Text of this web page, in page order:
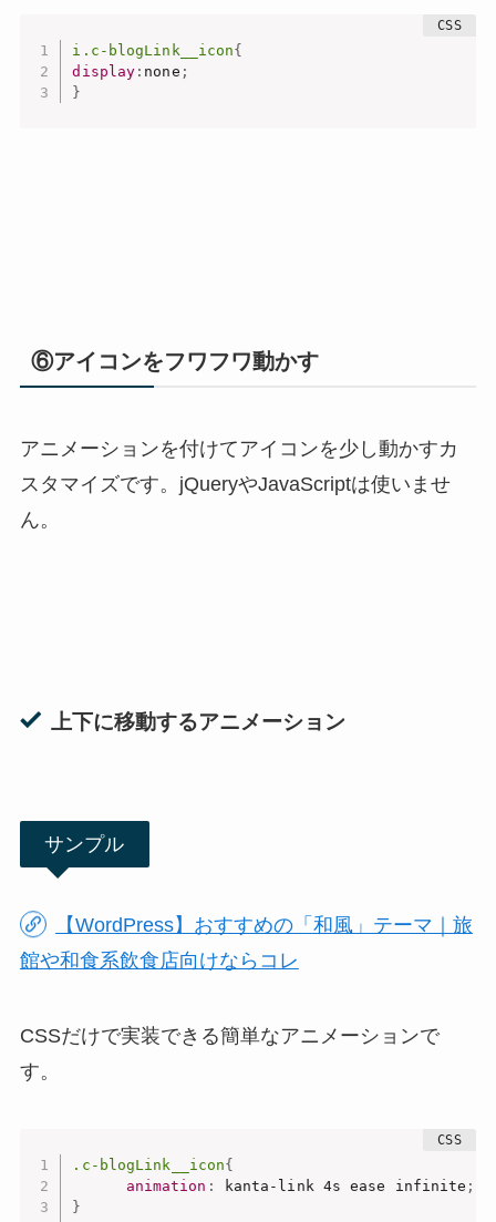
i.c-blogLink__icon{
display : none ;
}
⑥アイコンをフワフワ動かす
アニメーションを付けてアイコンを少し動かすカ
スタマイズです。jQueryやJavaScriptは使いませ
ん。
上下に移動するアニメーション
サンプル
【WordPress】おすすめの「和風」テーマ｜旅
館や和食系飲食店向けならコレ
CSSだけで実装できる簡単なアニメーションで
す。
.c-blogLink__icon{
animation : kanta-link 4s ease infinite ;
}